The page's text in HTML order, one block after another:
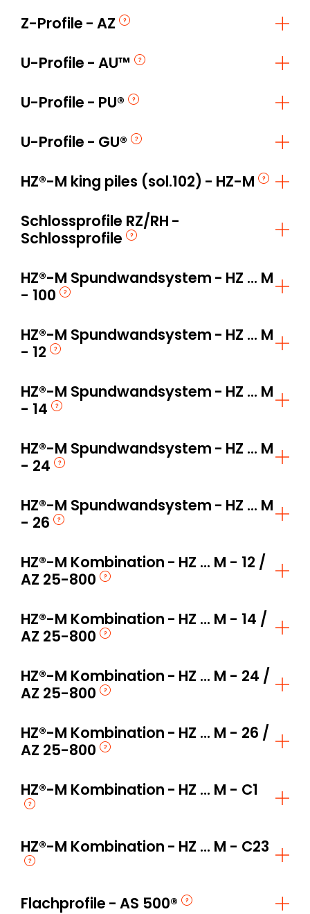
Z-Profile
AZ
U-Profile
AU™
U-Profile
PU®
U-Profile
GU®
HZ®-M king piles (sol.102)
HZ-M
Schlossprofile RZ/RH
Schlossprofile
HZ®-M Spundwandsystem
HZ ... M
- 100
HZ®-M Spundwandsystem
HZ ... M
- 12
HZ®-M Spundwandsystem
HZ ... M
- 14
HZ®-M Spundwandsystem
HZ ... M
- 24
HZ®-M Spundwandsystem
HZ ... M
- 26
HZ®-M Kombination
HZ ... M - 12 /
AZ 25-800
HZ®-M Kombination
HZ ... M - 14 /
AZ 25-800
HZ®-M Kombination
HZ ... M - 24 /
AZ 25-800
HZ®-M Kombination
HZ ... M - 26 /
AZ 25-800
HZ®-M Kombination
HZ ... M - C1
HZ®-M Kombination HZ ... M - C23
Flachprofile AS 500®